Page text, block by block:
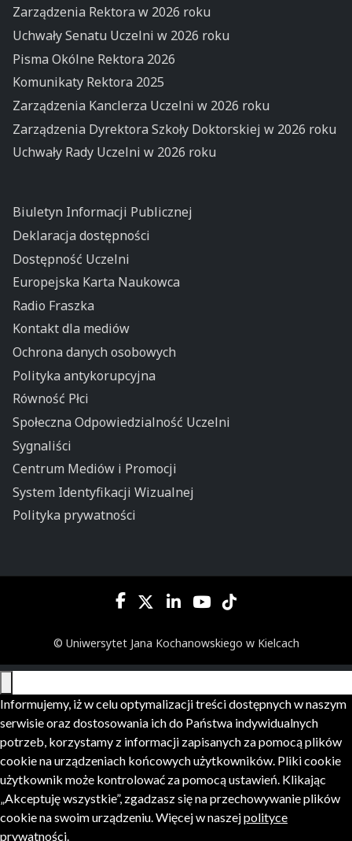
Zarządzenia Rektora w 2026 roku
Uchwały Senatu Uczelni w 2026 roku
Pisma Okólne Rektora 2026
Komunikaty Rektora 2025
Zarządzenia Kanclerza Uczelni w 2026 roku
Zarządzenia Dyrektora Szkoły Doktorskiej w 2026 roku
Uchwały Rady Uczelni w 2026 roku
Biuletyn Informacji Publicznej
Deklaracja dostępności
Dostępność Uczelni
Europejska Karta Naukowca
Radio Fraszka
Kontakt dla mediów
Ochrona danych osobowych
Polityka antykorupcyjna
Równość Płci
Społeczna Odpowiedzialność Uczelni
Sygnaliści
Centrum Mediów i Promocji
System Identyfikacji Wizualnej
Polityka prywatności
© Uniwersytet Jana Kochanowskiego w Kielcach
Informujemy, iż w celu optymalizacji treści dostępnych w naszym
serwisie oraz dostosowania ich do Państwa indywidualnych
potrzeb, korzystamy z informacji zapisanych za pomocą plików
cookie na urządzeniach końcowych użytkowników. Pliki cookie
użytkownik może kontrolować za pomocą ustawień. Klikając
„Akceptuję wszystkie”, zgadzasz się na przechowywanie plików
cookie na swoim urządzeniu. Więcej w naszejpolityce
prywatności